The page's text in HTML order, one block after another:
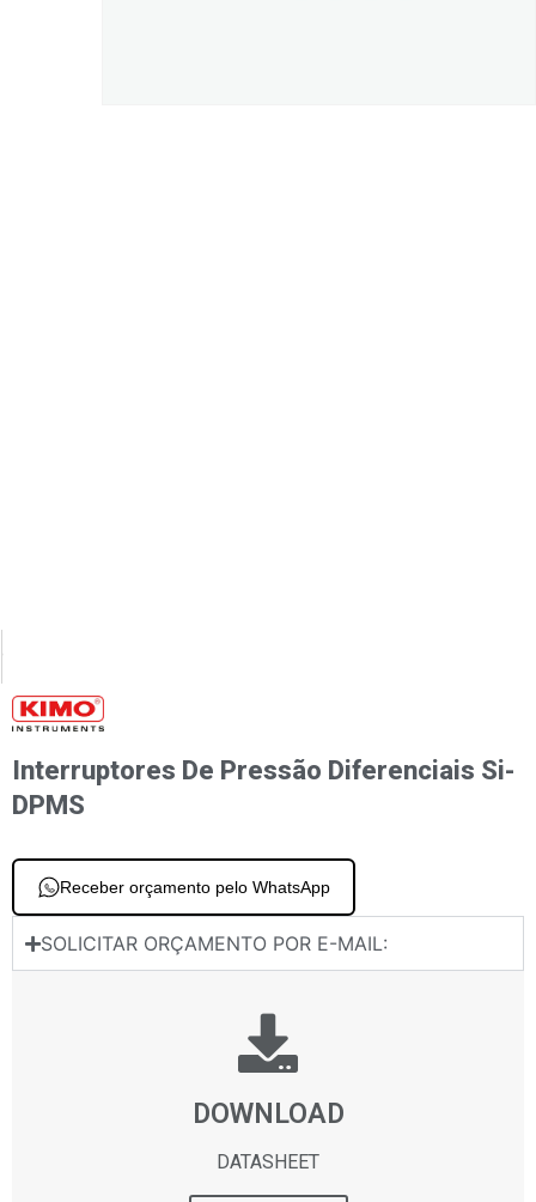
Interruptores De Pressão Diferenciais Si-
DPMS
Receber orçamento pelo WhatsApp
SOLICITAR ORÇAMENTO POR E-MAIL:
DOWNLOAD
DATASHEET